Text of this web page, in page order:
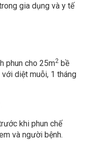
gia dụng và y tế
phun cho 25m2 bề
diệt muỗi, 1 tháng
khi phun chế
và người bệnh.